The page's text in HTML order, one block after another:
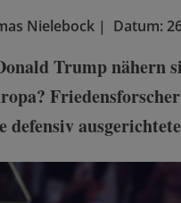
Nielebock | Datum:
Trump nähern
defensiv